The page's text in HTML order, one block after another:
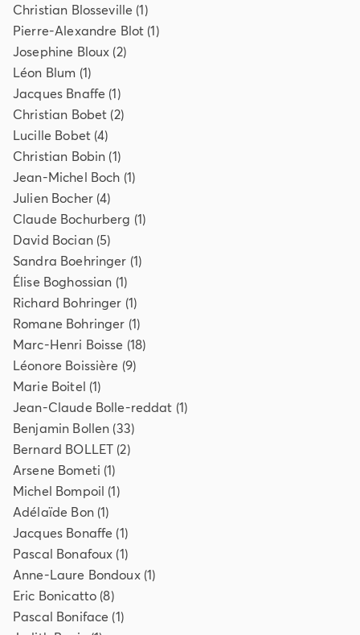
Christian Blosseville (1)
Pierre-Alexandre Blot (1)
Josephine Bloux (2)
Léon Blum (1)
Jacques Bnaffe (1)
Christian Bobet (2)
Lucille Bobet(4)
Christian Bobin (1)
Jean-Michel Boch (1)
Julien Bocher(4)
Claude Bochurberg (1)
David Bocian(5)
Sandra Boehringer (1)
Élise Boghossian (1)
Richard Bohringer (1)
Romane Bohringer (1)
Marc-Henri Boisse (18)
Léonore Boissière (9)
Marie Boitel (1)
Jean-Claude Bolle-reddat (1)
Benjamin Bollen (33)
Bernard BOLLET (2)
Arsene Bometi (1)
Michel Bompoil (1)
Adélaïde Bon(1)
Jacques Bonaffe (1)
Pascal Bonafoux (1)
Anne-Laure Bondoux(1)
Eric Bonicatto (8)
Pascal Boniface (1)